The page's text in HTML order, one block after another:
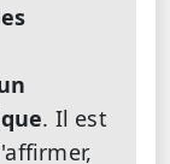
. Il est